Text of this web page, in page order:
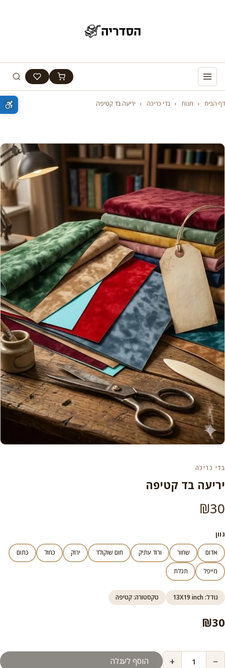
דף הבית › חנות › בדי כריכה › יריעה בד קטיפה
בדי כריכה
יריעה בד קטיפה
₪30
גוון
אדום שחור ורוד עתיק חום שוקולד ירוק כחול כתום
מייפל תכלת
גודל: 13X19 inch טקסטורה: קטיפה
₪30
−
+ הוסף לעגלה